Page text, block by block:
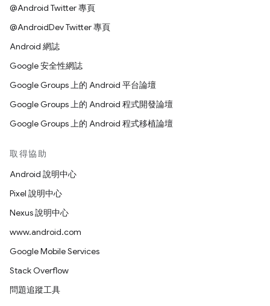
@Android Twitter 專頁
@AndroidDev Twitter 專頁
Android 網誌
Google 安全性網誌
Google Groups 上的 Android 平台論壇
Google Groups 上的 Android 程式開發論壇
Google Groups 上的 Android 程式移植論壇
取得協助
Android 說明中心
Pixel 說明中心
Nexus 說明中心
www.android.com
Google Mobile Services
Stack Overflow
問題追蹤工具